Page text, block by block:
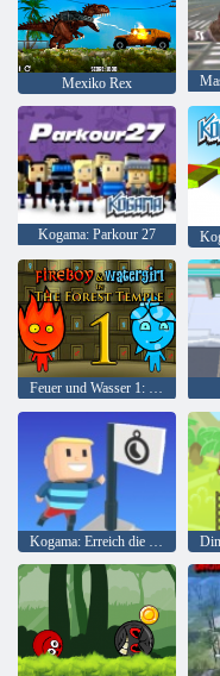
Mexiko Rex
Kogama: Parkour 27
Feuer und Wasser 1: Waldtempel
Kogama: Erreich die Flagge